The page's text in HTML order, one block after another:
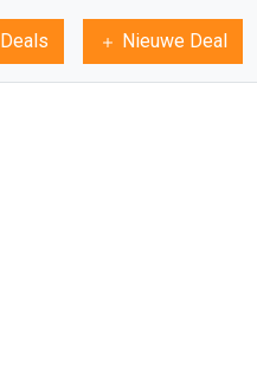
Deals Nieuwe Deal